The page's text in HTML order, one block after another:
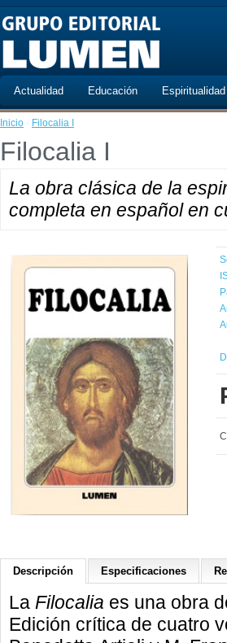
Actualidad Educación Espiritualidad
Inicio · Filocalia I
Filocalia I
La obra clásica de la
completa en español en
Descripción Especificaciones
La Filocalia es una obra
Edición crítica de cuatro